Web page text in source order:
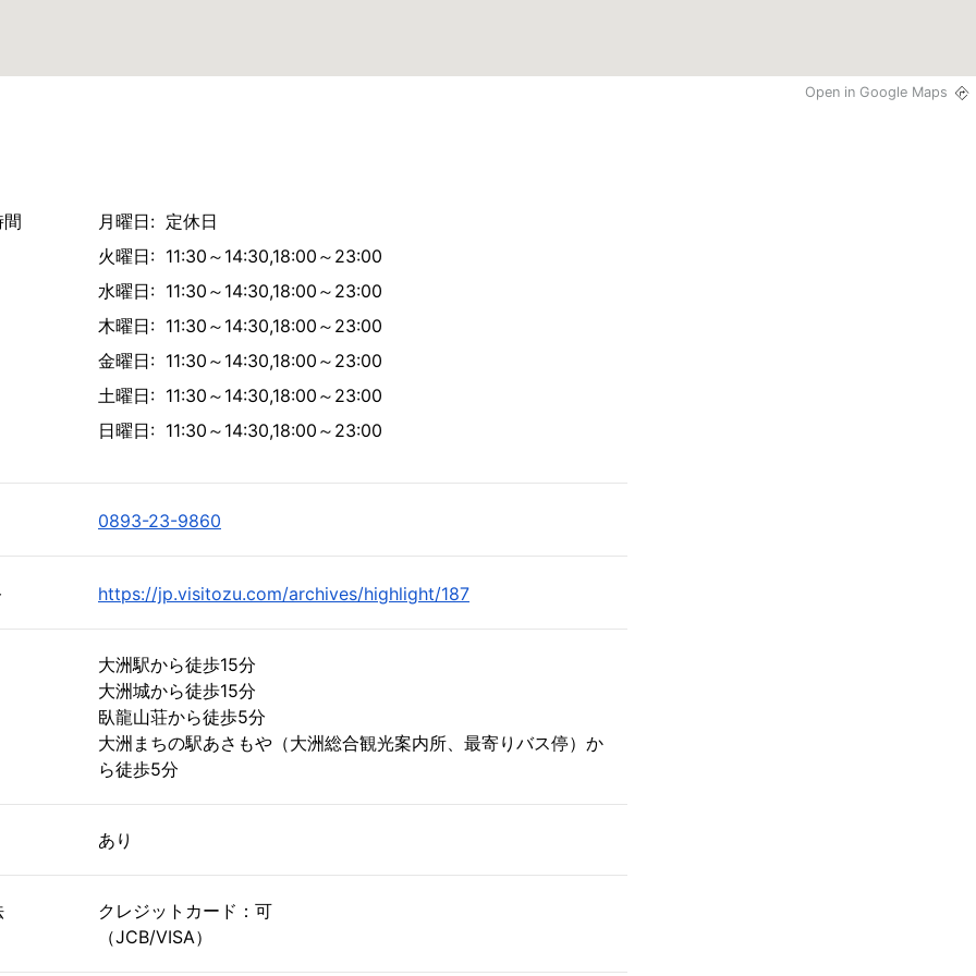
Open in Google Maps
月曜日: 定休日
火曜日: 11:30～14:30,18:00～23:00
水曜日: 11:30～14:30,18:00～23:00
木曜日: 11:30～14:30,18:00～23:00
金曜日: 11:30～14:30,18:00～23:00
土曜日: 11:30～14:30,18:00～23:00
日曜日: 11:30～14:30,18:00～23:00
0893-23-9860
https://jp.visitozu.com/archives/highlight/187
大洲駅から徒歩15分
大洲城から徒歩15分
臥龍山荘から徒歩5分
大洲まちの駅あさもや（大洲総合観光案内所、最寄りバス停）か
ら徒歩5分
あり
クレジットカード：可
（JCB/VISA）